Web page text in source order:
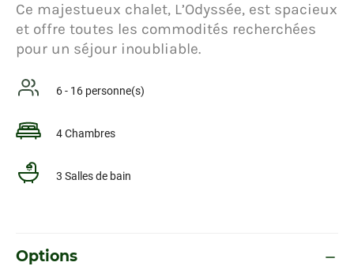
Ce majestueux chalet, L’Odyssée, est spacieux
et offre toutes les commodités recherchées
pour un séjour inoubliable.
6 - 16 personne(s)
4 Chambres
3 Salles de bain
Options